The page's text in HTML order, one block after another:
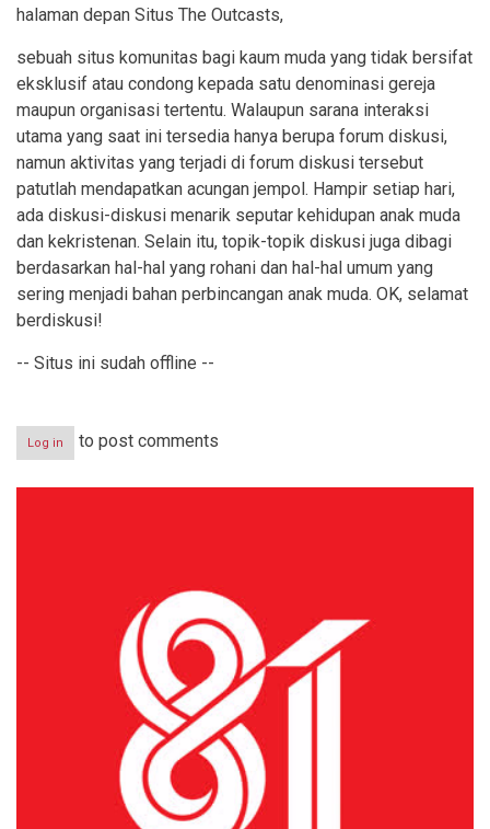
halaman depan Situs The Outcasts,
sebuah situs komunitas bagi kaum muda yang tidak bersifat
eksklusif atau condong kepada satu denominasi gereja
maupun organisasi tertentu. Walaupun sarana interaksi
utama yang saat ini tersedia hanya berupa forum diskusi,
namun aktivitas yang terjadi di forum diskusi tersebut
patutlah mendapatkan acungan jempol. Hampir setiap hari,
ada diskusi-diskusi menarik seputar kehidupan anak muda
dan kekristenan. Selain itu, topik-topik diskusi juga dibagi
berdasarkan hal-hal yang rohani dan hal-hal umum yang
sering menjadi bahan perbincangan anak muda. OK, selamat
berdiskusi!
-- Situs ini sudah offline --
Log in to post comments